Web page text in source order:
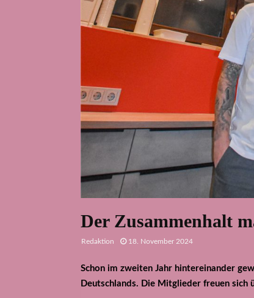
Der Zusammenhalt
Redaktion 18. November 2024
Schon im zweiten Jahr hintereinander
Deutschlands. Die Mitglieder freuen sich